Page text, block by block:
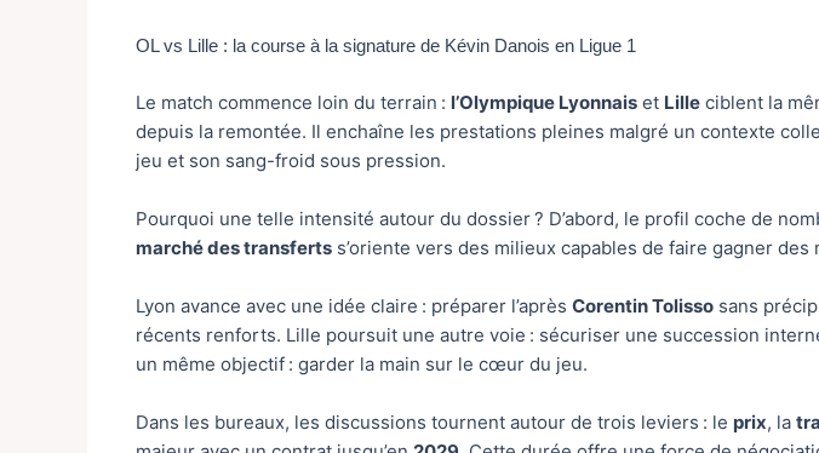
OL vs Lille : la course à la signature de Kévin Danois en Ligue 1
Le match commence loin du terrain : l’Olympique Lyonnais et Lille ciblent la
depuis la remontée. Il enchaîne les prestations pleines malgré un contexte
jeu et son sang-froid sous pression.
Pourquoi une telle intensité autour du dossier ? D’abord, le profil coche de
marché des transferts s’oriente vers des milieux capables de faire gagner
Lyon avance avec une idée claire : préparer l’après Corentin Tolisso sans
récents renforts. Lille poursuit une autre voie : sécuriser une succession
un même objectif : garder la main sur le cœur du jeu.
Dans les bureaux, les discussions tournent autour de trois leviers : le prix, la